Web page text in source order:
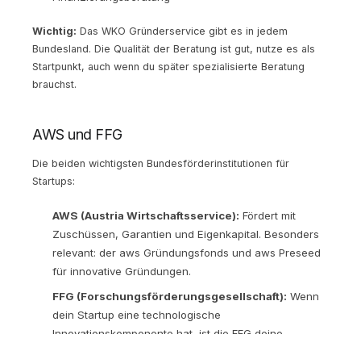
Wichtig: Das WKO Gründerservice gibt es in jedem
Bundesland. Die Qualität der Beratung ist gut, nutze es als
Startpunkt, auch wenn du später spezialisierte Beratung
brauchst.
AWS und FFG
Die beiden wichtigsten Bundesförderinstitutionen für
Startups:
AWS (Austria Wirtschaftsservice): Fördert mit
Zuschüssen, Garantien und Eigenkapital. Besonders
relevant: der aws Gründungsfonds und aws Preseed
für innovative Gründungen.
FFG (Forschungsförderungsgesellschaft): Wenn
dein Startup eine technologische
Innovationskomponente hat, ist die FFG deine